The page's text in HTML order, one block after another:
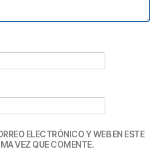
ELECTRÓNICO Y WEB EN ESTE
VEZ QUE COMENTE.